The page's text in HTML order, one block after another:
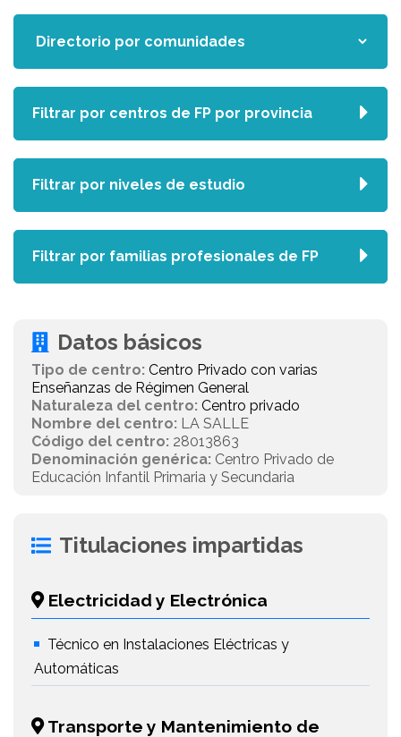
Datos básicos
Tipo de centro: Centro Privado con varias
Enseñanzas de Régimen General
Naturaleza del centro: Centro privado
Nombre del centro: LA SALLE
Código del centro: 28013863
Denominación genérica: Centro Privado de
Educación Infantil Primaria y Secundaria
Titulaciones impartidas
Electricidad y Electrónica
Técnico en Instalaciones Eléctricas y
Automáticas
Transporte y Mantenimiento de
Filtrar por centros de FP por provincia
Filtrar por niveles de estudio
Filtrar por familias profesionales de FP